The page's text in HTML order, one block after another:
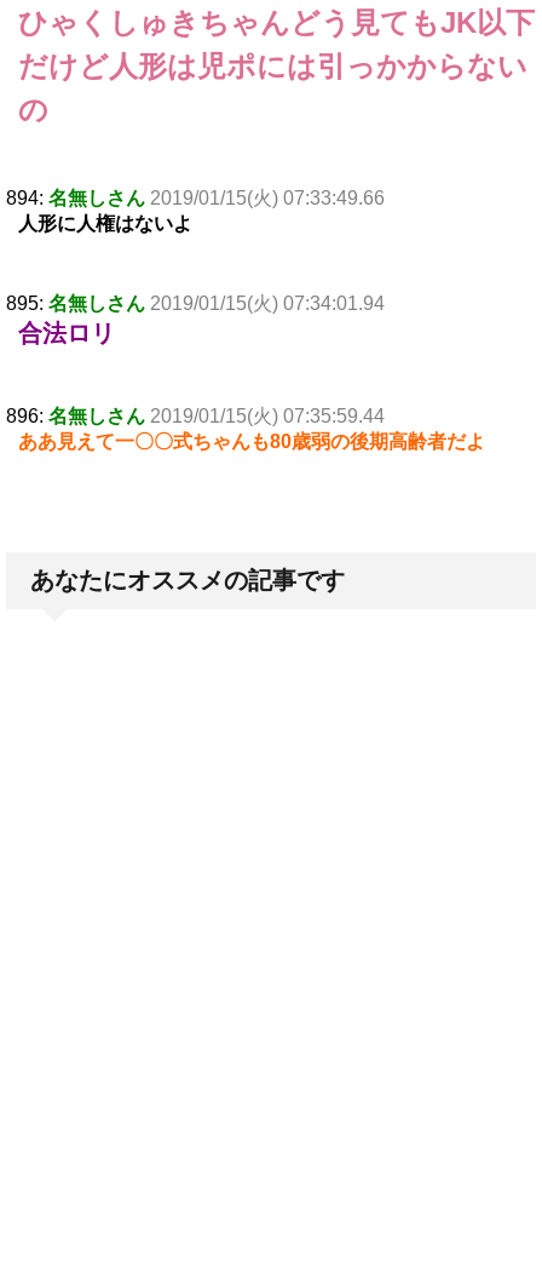
ひゃくしゅきちゃんどう見てもJK以下
だけど人形は児ポには引っかからない
の
894: 名無しさん 2019/01/15(火) 07:33:49.66
人形に人権はないよ
895: 名無しさん 2019/01/15(火) 07:34:01.94
合法ロリ
896: 名無しさん 2019/01/15(火) 07:35:59.44
ああ見えて一〇〇式ちゃんも80歳弱の後期高齢者だよ
あなたにオススメの記事です